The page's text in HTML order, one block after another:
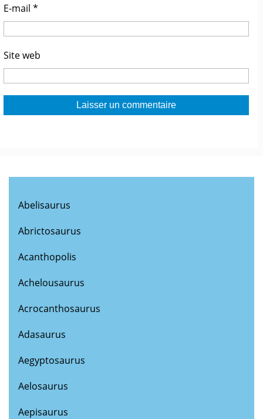
E-mail*
Site web
Abelisaurus
Abrictosaurus
Acanthopolis
Achelousaurus
Acrocanthosaurus
Adasaurus
Aegyptosaurus
Aelosaurus
Aepisaurus